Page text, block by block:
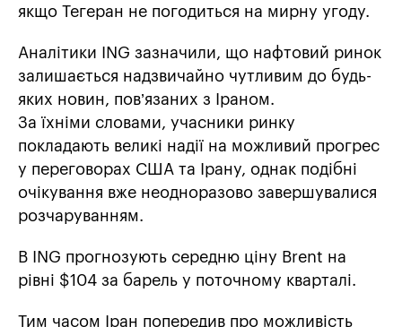
якщо Тегеран не погодиться на мирну угоду.
Аналітики ING зазначили, що нафтовий ринок
залишається надзвичайно чутливим до будь-
яких новин, пов’язаних з Іраном.
За їхніми словами, учасники ринку
покладають великі надії на можливий прогрес
у переговорах США та Ірану, однак подібні
очікування вже неодноразово завершувалися
розчаруванням.
В ING прогнозують середню ціну Brent на
рівні $104 за барель у поточному кварталі.
Тим часом Іран попередив про можливість